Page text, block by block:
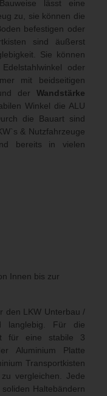
lässt eine
zu, sie können die
befestigen oder
sind äußerst
Sie können
oder
mit beidseitigen
der Wandstärke
Winkel die ALU
die Bauart sind
& Nutzfahrzeuge
bereits in vielen
Innen bis zur
den LKW Unterbau /
langlebig. Für die
für eine stabile 3
Aluminium Platte
Transportkisten
vergleichen. Jede
Haltebändern